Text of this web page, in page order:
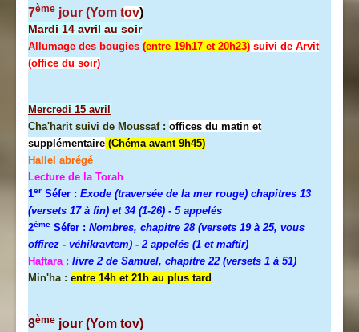
7ème jour (Yom tov)
Mardi 14 avril au soir
Allumage des bougies (entre 19h17 et 20h23) suivi de Arvit
(office du soir)
Mercredi 15 avril
Cha'harit suivi de Moussaf : offices du matin et
supplémentaire (Chéma avant 9h45)
Hallel abrégé
Lecture de la Torah
1er Séfer : Exode (traversée de la mer rouge) chapitres 13
(versets 17 à fin) et 34 (1-26) - 5 appelés
2ème Séfer : Nombres, chapitre 28 (versets 19 à 25, vous
offirez - véhikravtem) - 2 appelés (1 et maftir)
Haftara : livre 2 de Samuel, chapitre 22 (versets 1 à 51)
Min'ha : entre 14h et 21h au plus tard
8ème jour (Yom tov)